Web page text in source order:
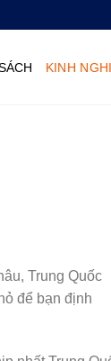
KINH
Trung Quốc
để bạn định